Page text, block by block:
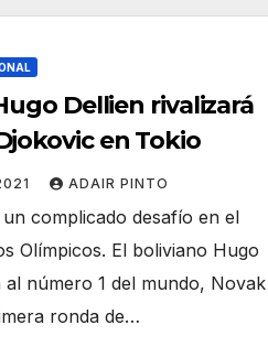
Dellien rivalizará
en Tokio
ADAIR PINTO
complicado desafío en el
Olímpicos. El boliviano Hugo
número 1 del mundo, Novak
ronda de…